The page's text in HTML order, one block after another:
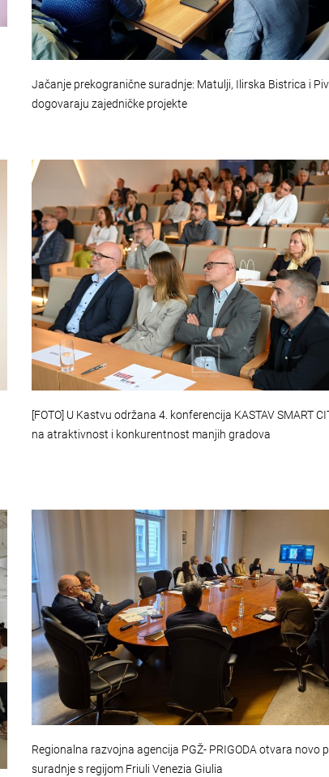
Jačanje prekogranične suradnje: Matulji, Ilirska Bistrica i
dogovaraju zajedničke projekte
[FOTO] U Kastvu održana 4. konferencija KASTAV SMART
na atraktivnost i konkurentnost manjih gradova
Regionalna razvojna agencija PGŽ- PRIGODA otvara novo
suradnje s regijom Friuli Venezia Giulia